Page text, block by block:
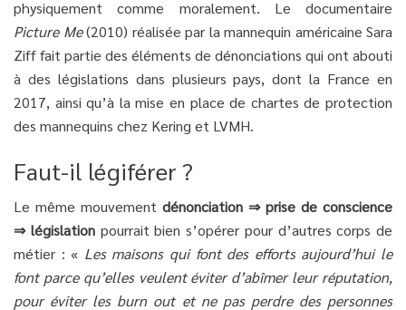
physiquement comme moralement. Le documentaire
Picture Me(2010) réalisée par la mannequin américaine Sara
Ziff fait partie des éléments de dénonciations qui ont abouti
à des législations dans plusieurs pays, dont la France en
2017, ainsi qu’à la mise en place de chartes de protection
des mannequins chez Kering et LVMH.
Faut-il légiférer ?
Le même mouvement dénonciation ⇒ prise de conscience
⇒ législationpourrait bien s’opérer pour d’autres corps de
métier : « Les maisons qui font des efforts aujourd’hui le
font parce qu’elles veulent éviter d’abîmer leur réputation,
pour éviter les burn out et ne pas perdre des personnes